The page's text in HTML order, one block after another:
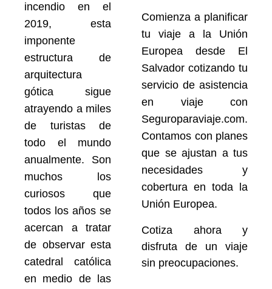
incendio en el
2019, esta
imponente
estructura de
arquitectura
gótica sigue
atrayendo a miles
de turistas de
todo el mundo
anualmente. Son
muchos los
curiosos que
todos los años se
acercan a tratar
de observar esta
catedral católica
en medio de las
Comienza a planificar
tu viaje a la Unión
Europea desde El
Salvador cotizando tu
servicio de asistencia
en viaje con
Seguroparaviaje.com.
Contamos con planes
que se ajustan a tus
necesidades y
cobertura en toda la
Unión Europea.
Cotiza ahora y
disfruta de un viaje
sin preocupaciones.